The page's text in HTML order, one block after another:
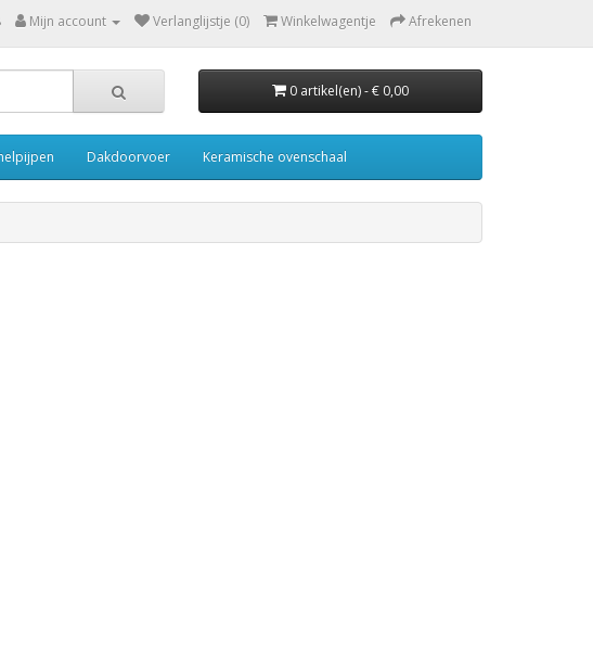
Mijn account Verlanglijstje (0) Winkelwagentje Afrekenen
0 artikel(en) - € 0,00
Dakdoorvoer Keramische ovenschaal